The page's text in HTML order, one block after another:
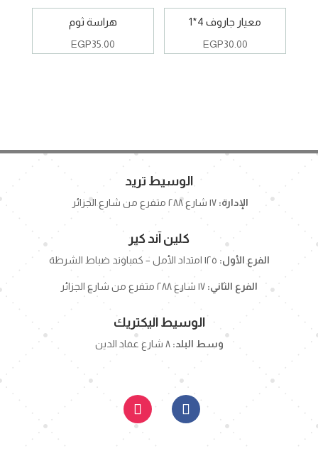
معيار جاروف 4*1
EGP30.00
هراسة ثوم
EGP35.00
الوسيط تريد
الإدارة:
كلين آند كير
الفرع الأول:
الفرع الثاني:
الوسيط اليكتريك
وسط البلد: ٨ شارع عماد الدين